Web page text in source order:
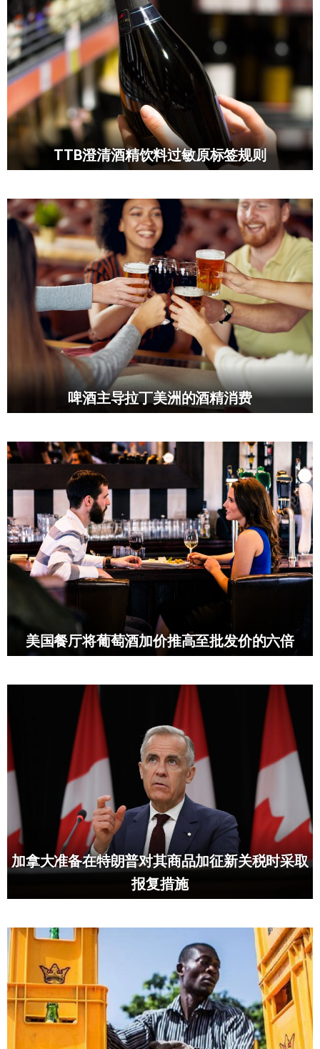
TTB澄清酒精饮料过敏原标签规则
啤酒主导拉丁美洲的酒精消费
美国餐厅将葡萄酒加价推高至批发价的六倍
加拿大准备在特朗普对其商品加征新关税时采取
报复措施